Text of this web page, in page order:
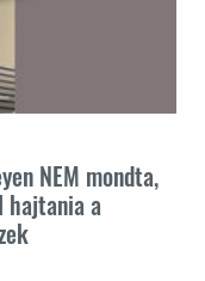
NEM mondta,
hajtania a